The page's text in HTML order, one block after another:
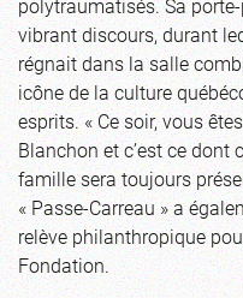
vibrant discours, durant
régnait dans la salle
icône de la culture
esprits. « Ce soir, vous
Blanchon et c’est ce dont
famille sera toujours
« Passe-Carreau » a
relève philanthropique
Fondation.